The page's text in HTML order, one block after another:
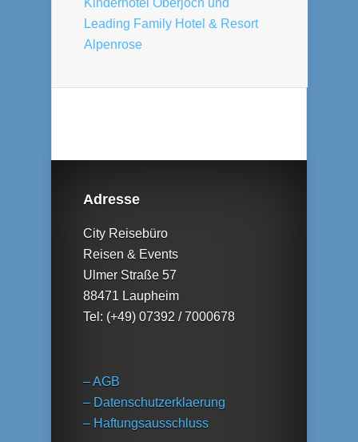
Kinderhotel Oberjoch und
Leading Family Hotel & Resort
Alpenrose
Adresse
City Reisebüro
Reisen & Events
Ulmer Straße 57
88471 Laupheim
Tel: (+49) 07392 / 7000678
– AGB
– Datenschutzerklaerung
– Haftungsausschluss